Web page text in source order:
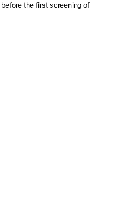
the first screening of